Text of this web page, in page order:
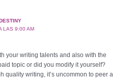
LAS 9:00 AM
your writing talents and also with the
topic or did you modify it yourself?
quality writing, it’s uncommon to peer a